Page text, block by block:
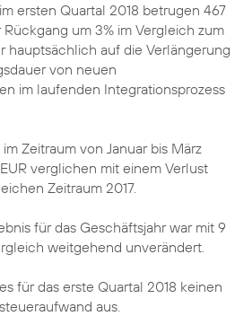
ersten Quartal 2018 betrugen 467
um 3% im Vergleich zum
hauptsächlich auf die Verlängerung
von neuen
im laufenden Integrationsprozess
Zeitraum von Januar bis März
verglichen mit einem Verlust
Zeitraum 2017.
für das Geschäftsjahr war mit 9
weitgehend unverändert.
für das erste Quartal 2018 keinen
aus.